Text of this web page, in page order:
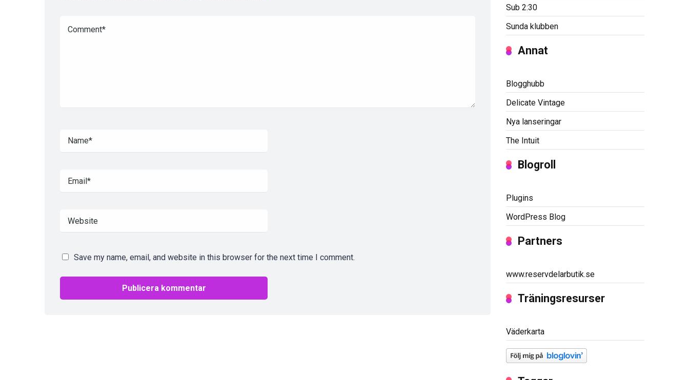
Save my name, email, and website in this browser for the next time I comment.
Sub 2:30
Sunda klubben
Annat
Blogghubb
Delicate Vintage
Nya lanseringar
The Intuit
Blogroll
Plugins
WordPress Blog
Partners
www.reservdelarbutik.se
Träningsresurser
Väderkarta